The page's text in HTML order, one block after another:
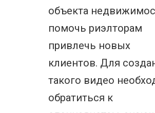
объекта
помочь риэлторам
привлечь новых
клиентов. Для
такого видео
обратиться к